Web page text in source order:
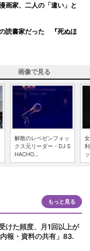
画家、二人の「違い」と
読書家だった 『死ぬほ
画像で見る
解散のレペゼンフォッ
クス元リーダー・DJ S
HACHO...
もっと見る
けた頻度、月1回以上が
報・資料の共有」83.